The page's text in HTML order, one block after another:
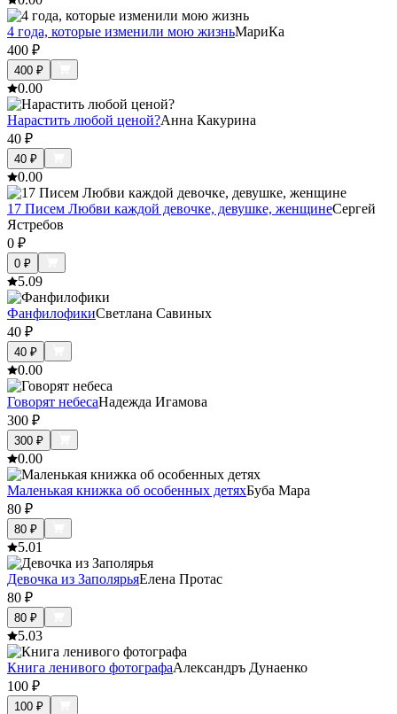
4 года, которые изменили мою жизньМариКа
400 ₽
400 ₽
0.00
Нарастить любой ценой?Анна Какурина
40 ₽
40 ₽
0.00
17 Писем Любви каждой девочке, девушке, женщинеСергей
Ястребов
0 ₽
0 ₽
5.09
ФанфилофикиСветлана Савиных
40 ₽
40 ₽
0.00
Говорят небесаНадежда Игамова
300 ₽
300 ₽
0.00
Маленькая книжка об особенных детяхБуба Мара
80 ₽
80 ₽
5.01
Девочка из ЗаполярьяЕлена Протас
80 ₽
80 ₽
5.03
Книга ленивого фотографаАлександръ Дунаенко
100 ₽
100 ₽